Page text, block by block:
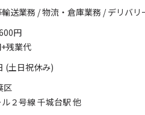
送業務 / 物流・倉庫業務 / デリバ
円
残業代
(土日祝休み)
区
２号線 千城台駅 他